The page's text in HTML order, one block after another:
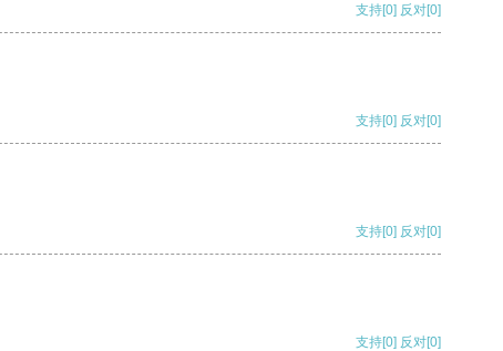
支持[0] 反对[0]
支持[0] 反对[0]
支持[0] 反对[0]
支持[0] 反对[0]